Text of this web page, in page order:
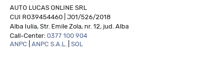
AUTO LUCAS ONLINE SRL
CUI RO39454460 | J01/526/2018
Alba Iulia, Str. Emile Zola, nr. 12, jud. Alba
Call-Center: 0377 100 904
ANPC
ANPC S.A.L. SOL